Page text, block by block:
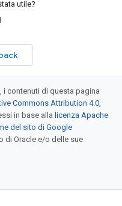
utile?
contenuti di questa pagina
Commons Attribution 4.0,
in base alla licenza Apache
del sito di Google
di Oracle e/o delle sue